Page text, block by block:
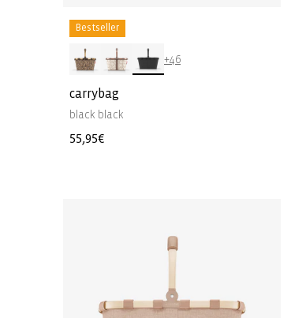
Bestseller
+46
carrybag
black black
Normale
55,95€